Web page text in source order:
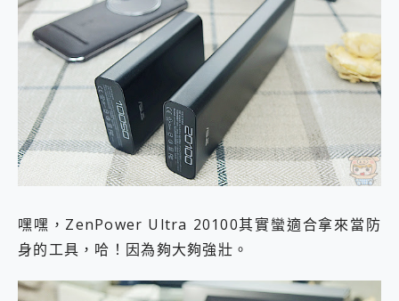
嘿嘿，ZenPower Ultra 20100其實蠻適合拿來當防
身的工具，哈！因為夠大夠強壯。